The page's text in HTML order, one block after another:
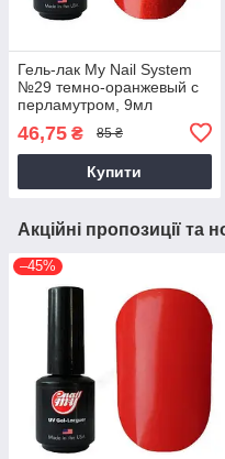
Гель-лак My Nail System
№29 темно-оранжевый с
перламутром, 9мл
46,75 ₴ 85 ₴
Купити
Акційні пропозиції та
–45%